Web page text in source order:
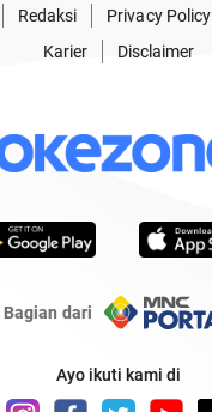
Redaksi Privacy Policy
Karier
Disclaimer
Bagian dari
Ayo ikuti kami di